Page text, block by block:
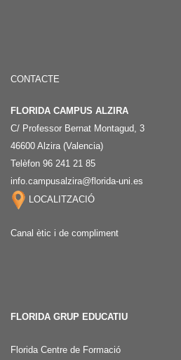
CONTACTE
FLORIDA CAMPUS ALZIRA
C/ Professor Bernat Montagud, 3
46600 Alzira (Valencia)
Telèfon 96 241 21 85
info.campusalzira@florida-uni.es
LOCALITZACIÓ
Canal ètic i de compliment
FLORIDA GRUP EDUCATIU
Florida Centre de Formació